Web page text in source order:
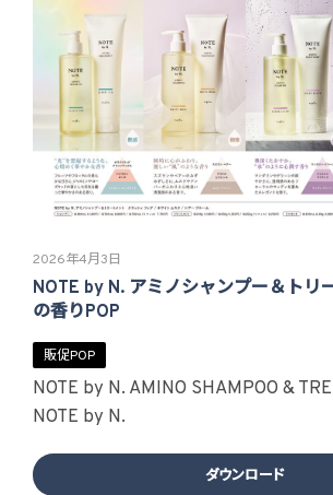
2026年4月3日
NOTE by N. アミノシャンプー＆トリ
の香りPOP
販促POP
NOTE by N. AMINO SHAMPOO &
NOTE by N.
ダウンロード